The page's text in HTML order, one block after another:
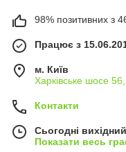
98% позитивних з 46
Працює з
м. Київ
Харківське шосе
Контакти
Сьогодні вихідний
Показати весь